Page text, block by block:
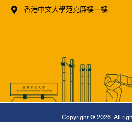
香港中文大學范克廉樓一樓
Copyright © 2026. All